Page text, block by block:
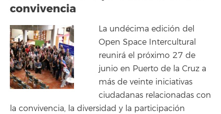
convivencia
La undécima edición del
Open Space Intercultural
reunirá el próximo 27 de
junio en Puerto de la Cruz a
más de veinte iniciativas
ciudadanas relacionadas con
la convivencia, la diversidad y la participación